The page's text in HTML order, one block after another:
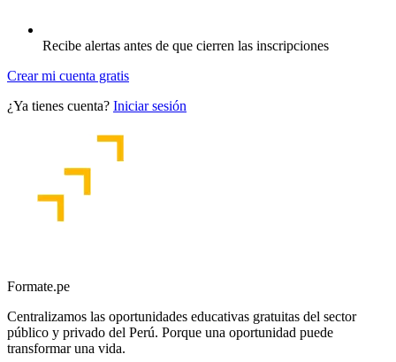
Recibe alertas antes de que cierren las inscripciones
Crear mi cuenta gratis
¿Ya tienes cuenta? Iniciar sesión
Formate.pe
Centralizamos las oportunidades educativas gratuitas del sector
público y privado del Perú. Porque una oportunidad puede
transformar una vida.